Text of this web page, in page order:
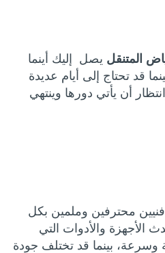
المتنقل يصل إليك أينما
قد تحتاج إلى أيام عديدة
أن يأتي دورها وينتهي
محترفين وملمين بكل
الأجهزة والأدوات التي
وسرعة، بينما قد تختلف جودة